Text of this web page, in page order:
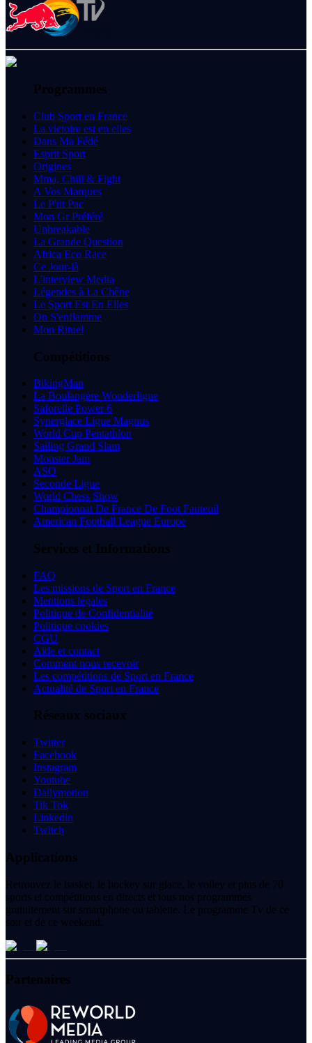
Programmes
Club Sport en France
La victoire est en elles
Dans Ma Fédé
Esprit Sport
Origines
Mma, Chill & Fight
A Vos Marques
Le P'tit Pac
Mon Gr Préféré
Unbreakable
La Grande Question
Africa Eco Race
Ce Jour-là
L'interview Media
Légendes à La Chêne
Le Sport Est En Elles
On S'enflamme
Mon Rituel
Compétitions
BikingMan
La Boulangère Wonderligue
Saforelle Power 6
Synerglace Ligue Magnus
World Cup Pentathlon
Sailing Grand Slam
Monster Jam
ASO
Seconde Ligue
World Chess Show
Championnat De France De Foot Fauteuil
American Football League Europe
Services et Informations
FAQ
Les missions de Sport en France
Mentions légales
Politique de Confidentialité
Politique cookies
CGU
Aide et contact
Comment nous recevoir
Les compétitions de Sport en France
Actualité de Sport en France
Réseaux sociaux
Twitter
Facebook
Instagram
Youtube
Dailymotion
Tik Tok
Linkedin
Twitch
Applications
Retrouvez le basket, le hockey sur glace, le volley et plus de 70
sports et compétitions en directs et tous nos programmes
gratuitement sur smartphone ou tablette. Le programme Tv de ce
soir et de ce weekend.
Partenaires